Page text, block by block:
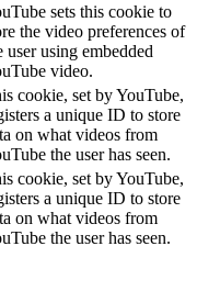
sets this cookie to
the video preferences of
user using embedded
video.
cookie, set by YouTube,
a unique ID to store
on what videos from
the user has seen.
cookie, set by YouTube,
a unique ID to store
on what videos from
the user has seen.